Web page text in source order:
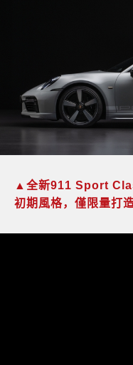
▲ 全新911 Sport
初期風格，僅限量打